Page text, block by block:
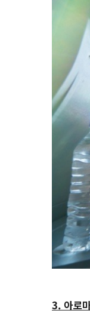
3. 아로